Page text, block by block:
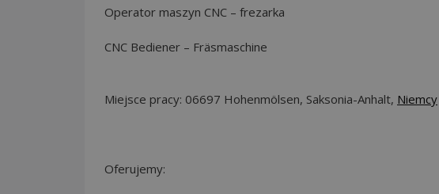
Operator maszyn CNC – frezarka
CNC Bediener – Fräsmaschine
Miejsce pracy: 06697 Hohenmölsen, Saksonia-Anhalt, Niemcy
Oferujemy: